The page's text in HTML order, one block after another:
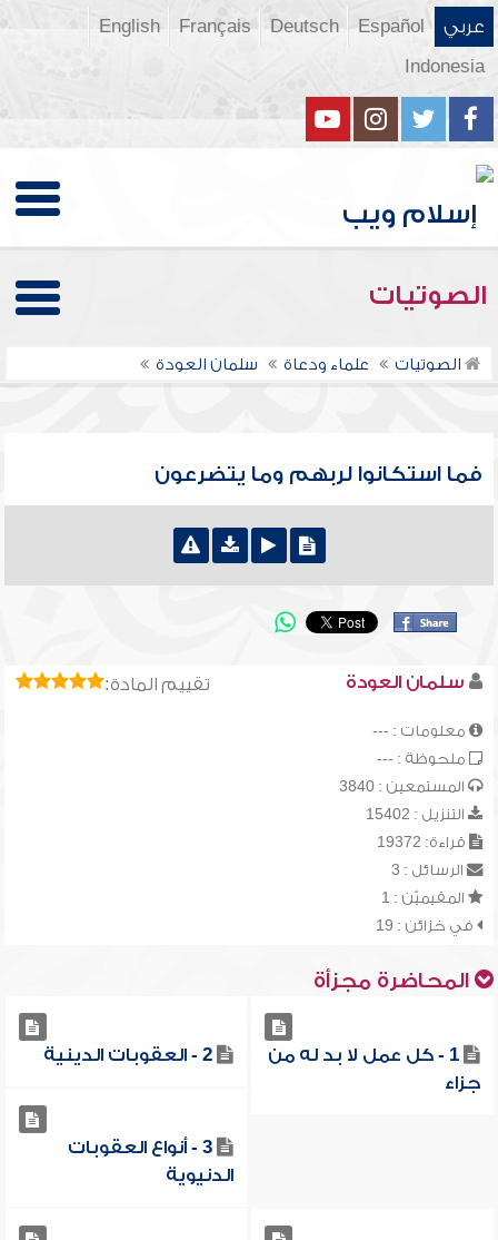
عربي Español
Deutsch
Français
English
Indonesia
الصوتيات
الصوتيات علماء ودعاة سلمان العودة
فما استكانوا لربهم وما يتضرعون
تقييم المادة: سلمان العودة
معلومات : ---
ملحوظة : ---
المستمعين : 3840
التنزيل : 15402
قراءة: 19372
الرسائل : 3
المقيميّن : 1
في خزائن : 19
المحاضرة مجزأة
1 - كل عمل لا بد له من
جزاء
2 - العقوبات الدينية
3 - أنواع العقوبات
الدنيوية